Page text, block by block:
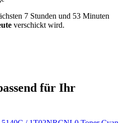
7 Stunden und 53 Minuten
verschickt wird.
für Ihr